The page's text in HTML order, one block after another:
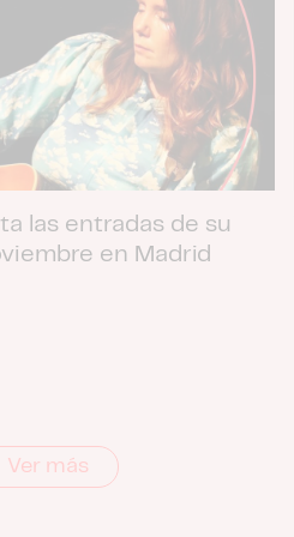
las entradas de su
en Madrid
Ver más